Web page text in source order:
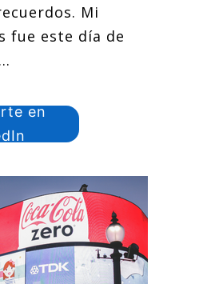
Mi
fue este día de
en